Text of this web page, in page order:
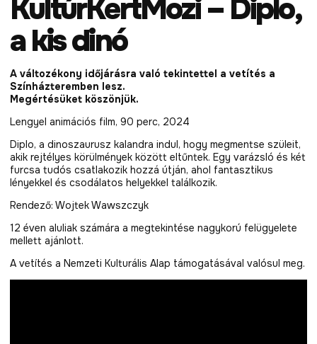
KultúrKertMozi – Diplo,
a kis dinó
A változékony időjárásra való tekintettel a vetítés a
Színházteremben lesz.
Megértésüket köszönjük.
Lengyel animációs film, 90 perc, 2024
Diplo, a dinoszaurusz kalandra indul, hogy megmentse szüleit,
akik rejtélyes körülmények között eltűntek. Egy varázsló és két
furcsa tudós csatlakozik hozzá útján, ahol fantasztikus
lényekkel és csodálatos helyekkel találkozik.
Rendező: Wojtek Wawszczyk
12 éven aluliak számára a megtekintése nagykorú felügyelete
mellett ajánlott.
A vetítés a Nemzeti Kulturális Alap támogatásával valósul meg.